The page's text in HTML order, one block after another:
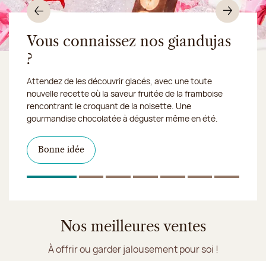
Vous connaissez nos giandujas
?
Attendez de les découvrir glacés, avec une toute
nouvelle recette où la saveur fruitée de la framboise
rencontrant le croquant de la noisette. Une
gourmandise chocolatée à déguster même en été.
Bonne idéeJe découvre le produit
Du 10 au 16 août 2026, notre atelier sera fermé :
Une envie gourmande ?
magasin
Découvrir le produit
Découvrez notre collection de crèmes glacées et
gourmands. Et que ce soit pour une pause fraicheur, une
soirée entre amis ou un dessert de dernière minute,
nous expédions vos
gourmandises en Chronofresh
Je découvre les dragées
Je découvre la collection
Précédent
1Sur 72Sur 7
3Sur 7
4Sur 7
5Sur 7
6Sur 7
7Sur
Nos meilleures ventes
À offrir ou garder jalousement pour soi !